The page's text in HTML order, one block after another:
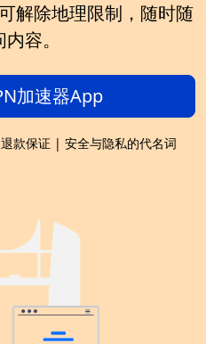
解除地理限制，随时随
容。
加速器App
款保证 | 安全与隐私的代名词